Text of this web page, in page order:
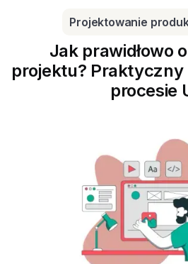
Projektowanie
Jak prawidłowo
projektu?
procesie